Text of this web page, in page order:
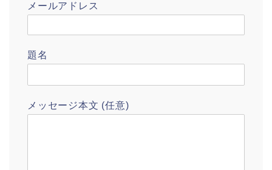
メールアドレス
題名
メッセージ本文 (任意)